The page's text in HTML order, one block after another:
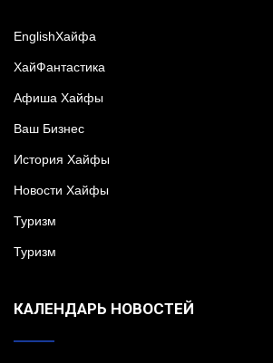
EnglishХайфа
XайФантастика
Афиша Хайфы
Ваш Бизнес
История Хайфы
Новости Хайфы
Туризм
Туризм
КАЛЕНДАРЬ НОВОСТЕЙ